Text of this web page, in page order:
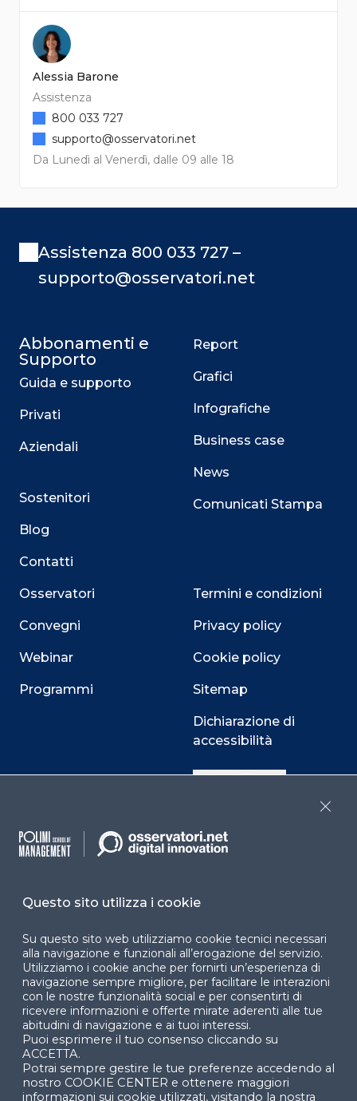
Alessia Barone
Assistenza
Da Lunedì al Venerdì, dalle 09 alle 18
800 033 727
supporto@osservatori.net
Assistenza 800 033 727 –
supporto@osservatori.net
Abbonamenti e
Supporto
Guida e supporto
Privati
Aziendali
Sostenitori
Blog
Contatti
Osservatori
Convegni
Webinar
Programmi
Report
Grafici
Infografiche
Business case
News
Comunicati Stampa
Termini e condizioni
Privacy policy
Cookie policy
Sitemap
Dichiarazione di
accessibilità
Cookie Center
Facebook LinkedIn
© 2024 Copyright © Politecnico di Milano Dipartimento
di Ingegneria Gestionale
Questo sito utilizza i cookie
Su questo sito web utilizziamo cookie tecnici necessari
alla navigazione e funzionali all’erogazione del servizio.
Utilizziamo i cookie anche per fornirti un’esperienza di
navigazione sempre migliore, per facilitare le interazioni
con le nostre funzionalità social e per consentirti di
ricevere informazioni e offerte mirate aderenti alle tue
abitudini di navigazione e ai tuoi interessi.
Puoi esprimere il tuo consenso cliccando su
ACCETTA.
Potrai sempre gestire le tue preferenze accedendo al
nostro COOKIE CENTER e ottenere maggiori
informazioni sui cookie utilizzati, visitando la nostra